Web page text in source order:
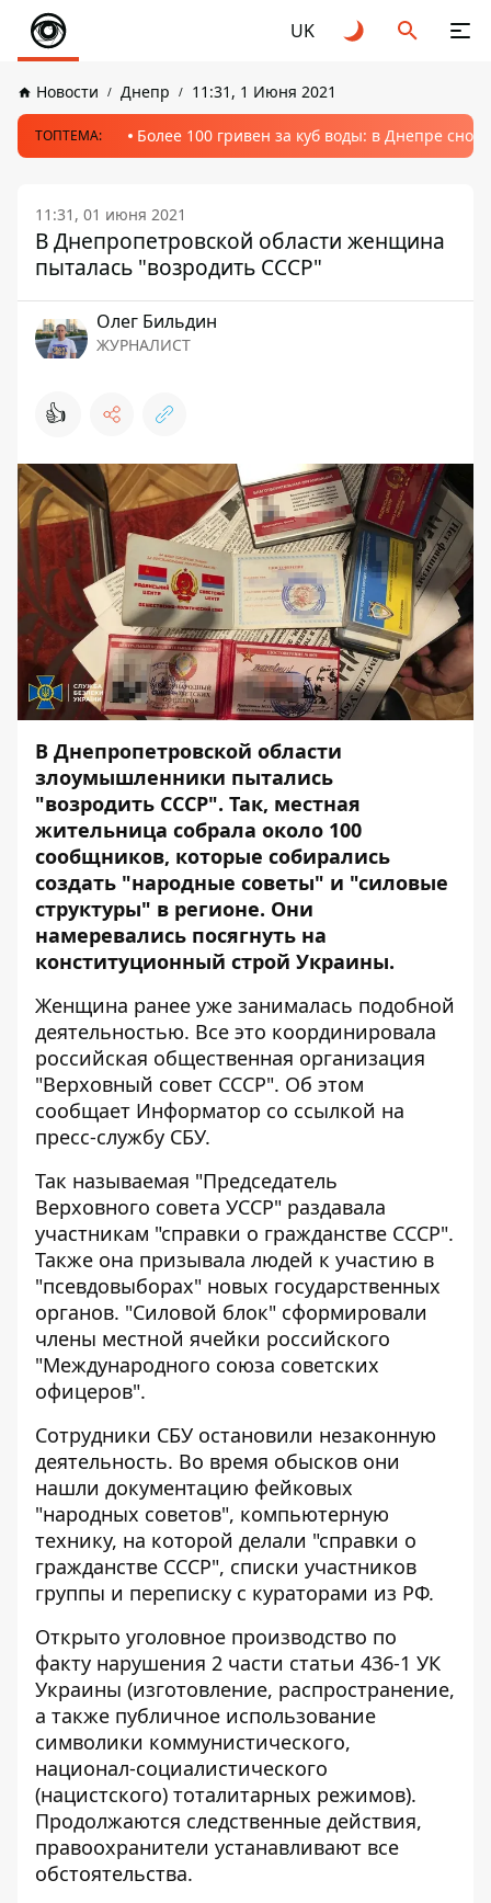
UK
Новости Днепр 11:31, 1 Июня 2021
ТОПТЕМА: Более 100 гривен за куб воды: в Днепре
11:31, 01 июня 2021
В Днепропетровской области женщина
пыталась "возродить СССР"
Олег Бильдин
ЖУРНАЛИСТ
👍
В Днепропетровской области
злоумышленники пытались
"возродить СССР". Так, местная
жительница собрала около 100
сообщников, которые собирались
создать "народные советы" и "силовые
структуры" в регионе. Они
намеревались посягнуть на
конституционный строй Украины.
Женщина ранее уже занималась подобной
деятельностью. Все это координировала
российская общественная организация
"Верховный совет СССР". Об этом
сообщает Информатор со ссылкой на
пресс-службу СБУ.
Так называемая "Председатель
Верховного совета УССР" раздавала
участникам "справки о гражданстве СССР".
Также она призывала людей к участию в
"псевдовыборах" новых государственных
органов. "Силовой блок" сформировали
члены местной ячейки российского
"Международного союза советских
офицеров".
Сотрудники СБУ остановили незаконную
деятельность. Во время обысков они
нашли документацию фейковых
"народных советов", компьютерную
технику, на которой делали "справки о
гражданстве СССР", списки участников
группы и переписку с кураторами из РФ.
Открыто уголовное производство по
факту нарушения 2 части статьи 436-1 УК
Украины (изготовление, распространение,
а также публичное использование
символики коммунистического,
национал-социалистического
(нацистского) тоталитарных режимов).
Продолжаются следственные действия,
правоохранители устанавливают все
обстоятельства.